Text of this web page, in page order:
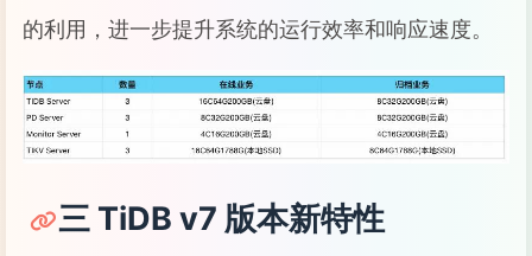
的利用，进一步提升系统的运行效率和响应速度。
三 TiDB v7 版本新特性